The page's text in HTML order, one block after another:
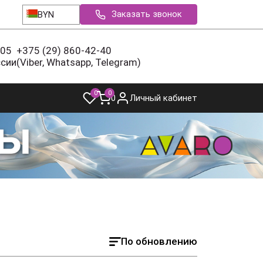
BYN Заказать звонок
+375 (29) 860-42-40
(Viber, Whatsapp, Telegram)
0 00 Личный кабинет
По обновлению